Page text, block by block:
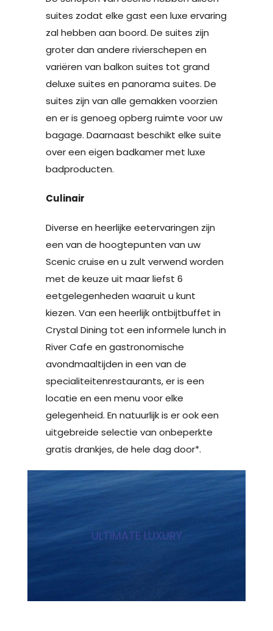
suites zodat elke gast een luxe ervaring
zal hebben aan boord. De suites zijn
groter dan andere rivierschepen en
variëren van balkon suites tot grand
deluxe suites en panorama suites. De
suites zijn van alle gemakken voorzien
en er is genoeg opberg ruimte voor uw
bagage. Daarnaast beschikt elke suite
over een eigen badkamer met luxe
badproducten.
Culinair
Diverse en heerlijke eetervaringen zijn
een van de hoogtepunten van uw
Scenic cruise en u zult verwend worden
met de keuze uit maar liefst 6
eetgelegenheden waaruit u kunt
kiezen. Van een heerlijk ontbijtbuffet in
Crystal Dining tot een informele lunch in
River Cafe en gastronomische
avondmaaltijden in een van de
specialiteitenrestaurants, er is een
locatie en een menu voor elke
gelegenheid. En natuurlijk is er ook een
uitgebreide selectie van onbeperkte
gratis drankjes, de hele dag door*.
ULTIMATE LUXURY